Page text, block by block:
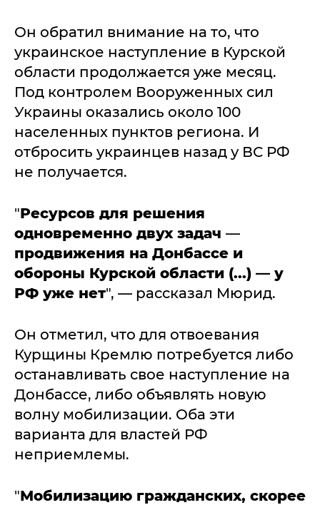
Он обратил внимание на то, что
украинское наступление в Курской
области продолжается уже месяц.
Под контролем Вооруженных сил
Украины оказались около 100
населенных пунктов региона. И
отбросить украинцев назад у ВС РФ
не получается.
"Ресурсов для решения
одновременно двух задач —
продвижения на Донбассе и
обороны Курской области (...) — у
РФ уже нет", — рассказал Мюрид.
Он отметил, что для отвоевания
Курщины Кремлю потребуется либо
останавливать свое наступление на
Донбассе, либо объявлять новую
волну мобилизации. Оба эти
варианта для властей РФ
неприемлемы.
"Мобилизацию гражданских, скорее